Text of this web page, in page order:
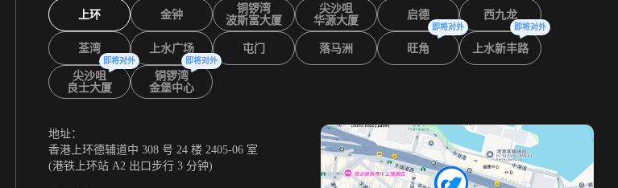
上环 金钟
铜锣湾
波斯富大厦
尖沙咀
华源大厦
启德 西九龙
荃湾 上水广场 屯门 落马洲 旺角
即将对外
上水新丰路
即将对外
尖沙咀
良士大厦
即将对外
铜锣湾
金堡中心
即将对外
地址：
香港上环德辅道中 308 号 24 楼 2405-06 室
(港铁上环站 A2 出口步行 3 分钟)